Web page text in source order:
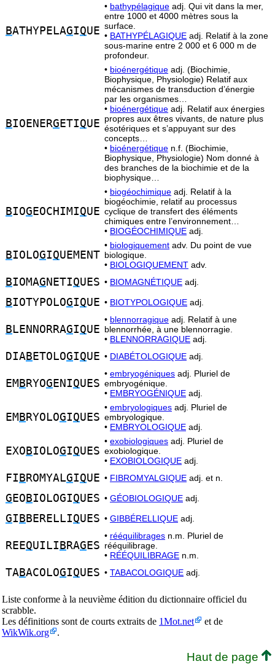
BATHYPELAGIQUE
• bathypélagique adj. Qui vit dans la mer,
entre 1000 et 4000 mètres sous la
surface.
• BATHYPÉLAGIQUE adj. Relatif à la zone
sous-marine entre 2 000 et 6 000 m de
profondeur.
BIOENERG ETIQUE
• bioénergétique adj. (Biochimie,
Biophysique, Physiologie) Relatif aux
mécanismes de transduction d’énergie
par les organismes…
• bioénergétique adj. Relatif aux énergies
propres aux êtres vivants, de nature plus
ésotériques et s’appuyant sur des
concepts…
• bioénergétique n.f. (Biochimie,
Biophysique, Physiologie) Nom donné à
des branches de la biochimie et de la
biophysique…
BIOG EOCHIMIQUE
• biogéochimique adj. Relatif à la
biogéochimie, relatif au processus
cyclique de transfert des éléments
chimiques entre l’environnement…
• BIOGÉOCHIMIQUE adj.
BIOLOGIQUEMENT
• biologiquement adv. Du point de vue
biologique.
• BIOLOGIQUEMENT adv.
BIOMAG NETIQUES • BIOMAGNÉTIQUE adj.
BIOTYPOLOGIQUE • BIOTYPOLOGIQUE adj.
B LENNORRAGIQUE
• blennorragique adj. Relatif à une
blennorrhée, à une blennorragie.
• BLENNORRAGIQUE adj.
DIAB ETOLOGIQUE • DIABÉTOLOGIQUE adj.
EM B RYOG ENIQUES
• embryogéniques adj. Pluriel de
embryogénique.
• EMBRYOGÉNIQUE adj.
EM B RYOLOGIQUES
• embryologiques adj. Pluriel de
embryologique.
• EMBRYOLOGIQUE adj.
EXO BIOLOGIQUES
• exobiologiques adj. Pluriel de
exobiologique.
• EXOBIOLOGIQUE adj.
FI B ROMYALGIQUE • FIBROMYALGIQUE adj. et n.
G EO BIOLOGIQUES • GÉOBIOLOGIQUE adj.
GI B BERELLIQUES • GIBBÉRELLIQUE adj.
REEQUILI B RAG ES
• rééquilibrages n.m. Pluriel de
rééquilibrage.
• RÉÉQUILIBRAGE n.m.
TABACOLOGIQUES • TABACOLOGIQUE adj.
Liste conforme à la neuvième édition du dictionnaire officiel du
scrabble.
Les définitions sont de courts extraits de 1Mot.net
et de
WikWik.org
.
Haut de page